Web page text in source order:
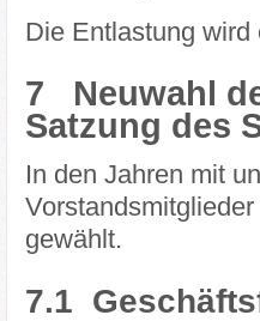
Die Entlastung
7
Neuwahl
Satzung des
In den Jahren mit
gewählt.
7.1